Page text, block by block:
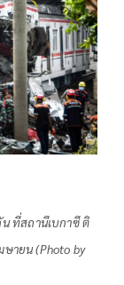
ที่สถานีเบกาซี ติ
ษายน (Photo by